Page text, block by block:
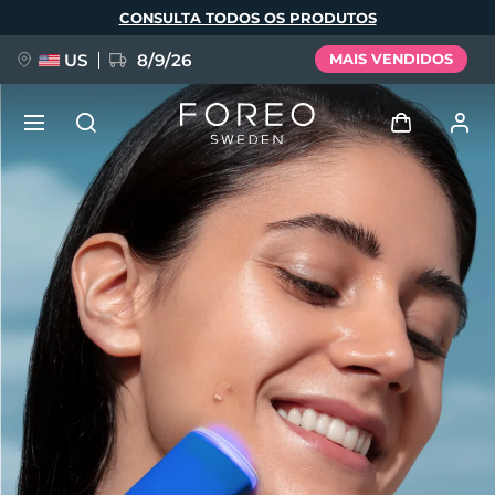
principal
CONSULTA TODOS OS PRODUTOS
US 8/9/26 MAIS VENDIDOS
Entrar
Perfil de usuário
Meus aparelhos
Meus pedidos
Meus endereços
As minhas subscrições
NOVIDADE
FAQ™ Pure Beauty-Tech Elixir
BREAKING NEWS
issa™ Teeth Whitening Set
Idioma
English Deutsch
Español
Français
Português
Polski
Русский
Türkçe
简体中文 繁體中文